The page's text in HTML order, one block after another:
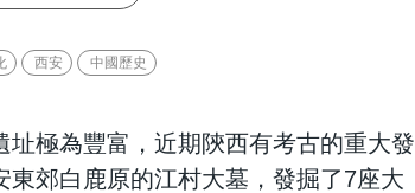
西安 中國歷史
極為豐富，近期陝西有考古的重大發
郊白鹿原的江村大墓，發掘了7座大